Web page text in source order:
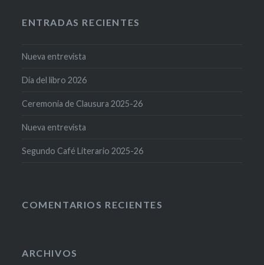
ENTRADAS RECIENTES
Nueva entrevista
Día del libro 2026
Ceremonia de Clausura 2025-26
Nueva entrevista
Segundo Café Literario 2025-26
COMENTARIOS RECIENTES
ARCHIVOS